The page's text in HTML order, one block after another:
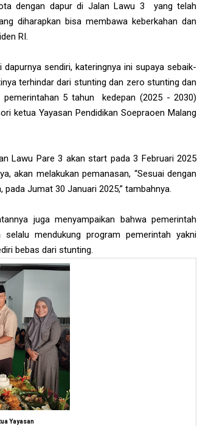
dengan dapur di Jalan Lawu 3 yang telah
diharapkan bisa membawa keberkahan dan
RI.
sendiri, kateringnya ini supaya sebaik-
terhindar dari stunting dan zero stunting dan
5 tahun kedepan (2025 - 2030)
ketua Yayasan Pendidikan Soepraoen Malang
Lawu Pare 3 akan start pada 3 Februari 2025
akan melakukan pemanasan, “Sesuai dengan
Jumat 30 Januari 2025,” tambahnya.
juga menyampaikan bahwa pemerintah
mendukung program pemerintah yakni
bebas dari stunting.
Yayasan